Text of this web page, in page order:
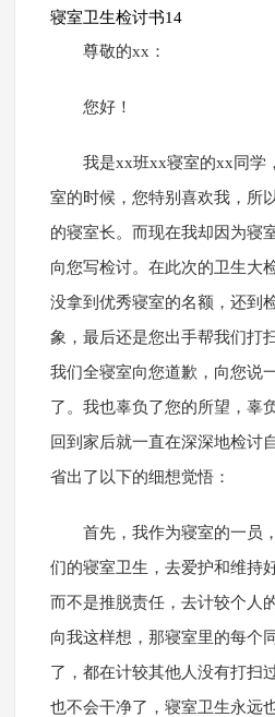
寝室卫生检讨书14
尊敬的xx：
您好！
我是xx班xx寝室的xx同学
室的时候，您特别喜欢我，所
的寝室长。而现在我却因为寝
向您写检讨。在此次的卫生大
没拿到优秀寝室的名额，还到
象，最后还是您出手帮我们打
我们全寝室向您道歉，向您说
了。我也辜负了您的所望，辜
回到家后就一直在深深地检讨
省出了以下的细想觉悟：
首先，我作为寝室的一员
们的寝室卫生，去爱护和维持
而不是推脱责任，去计较个人
向我这样想，那寝室里的每个
了，都在计较其他人没有打扫
也不会干净了，寝室卫生永远